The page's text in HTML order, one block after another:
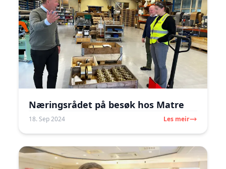
Næringsrådet på besøk hos Matre
18. Sep 2024 Les meir